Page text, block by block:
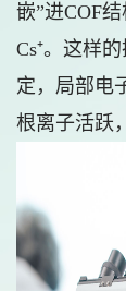
嵌”进COF
Cs⁺。这样
定，局部电
根离子活跃